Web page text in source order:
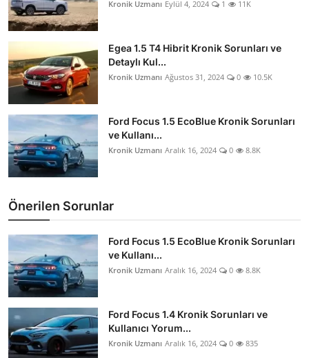
Kronik Uzmanı Eylül 4, 2024 1 11K
Egea 1.5 T4 Hibrit Kronik Sorunları ve
Detaylı Kul...
Kronik Uzmanı Ağustos 31, 2024 0 10.5K
Ford Focus 1.5 EcoBlue Kronik Sorunları
ve Kullanı...
Kronik Uzmanı Aralık 16, 2024 0 8.8K
Önerilen Sorunlar
Ford Focus 1.5 EcoBlue Kronik Sorunları
ve Kullanı...
Kronik Uzmanı Aralık 16, 2024 0 8.8K
Ford Focus 1.4 Kronik Sorunları ve
Kullanıcı Yorum...
Kronik Uzmanı Aralık 16, 2024 0 835